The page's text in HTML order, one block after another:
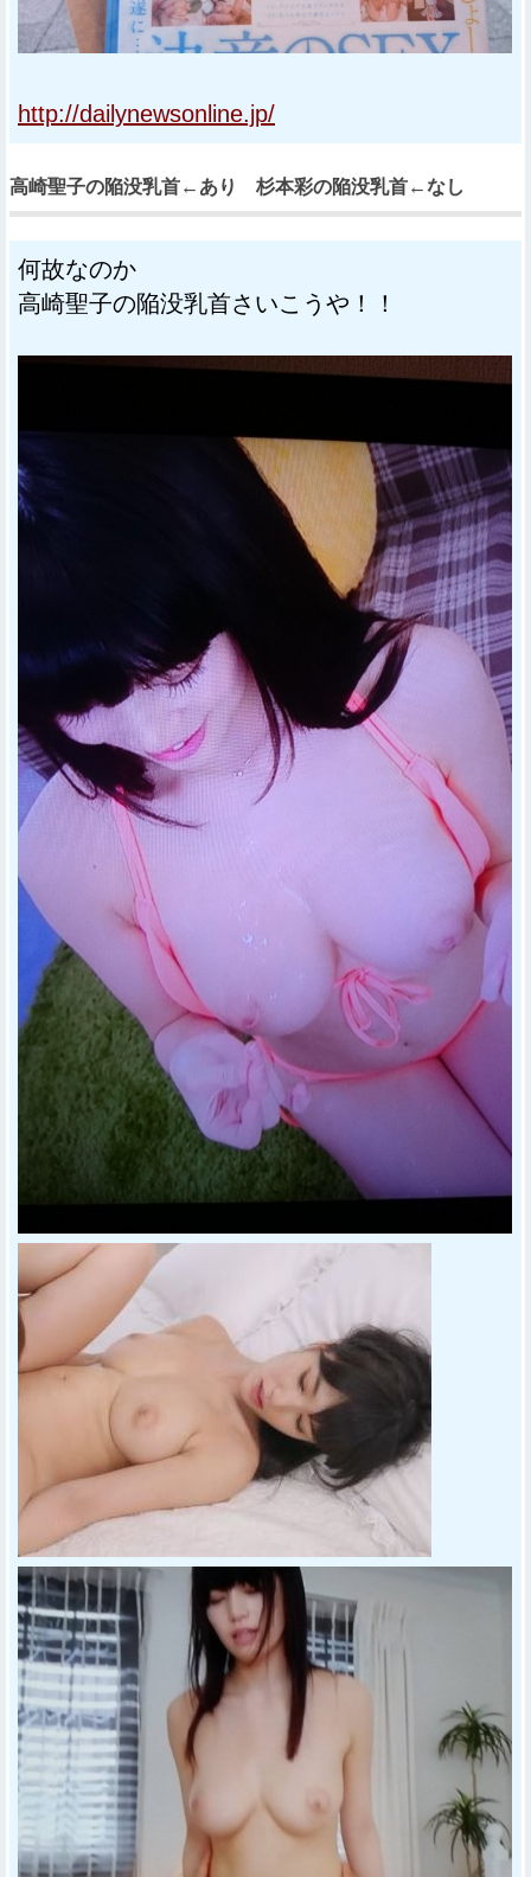
http://dailynewsonline.jp/
高崎聖子の陥没乳首←あり 杉本彩の陥没乳首←なし
何故なのか
高崎聖子の陥没乳首さいこうや！！